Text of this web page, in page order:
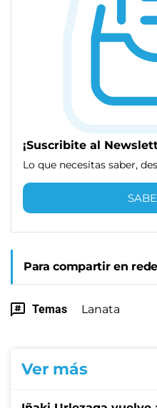
¡Suscribite al
Lo que necesitas saber,
Para compartir en
Temas Lanata
Ver más